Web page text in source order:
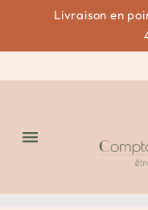
Livraison en
